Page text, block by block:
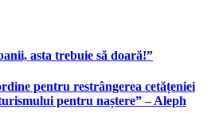
asta trebuie să doară!”
pentru restrângerea cetățeniei
pentru naștere” – Aleph